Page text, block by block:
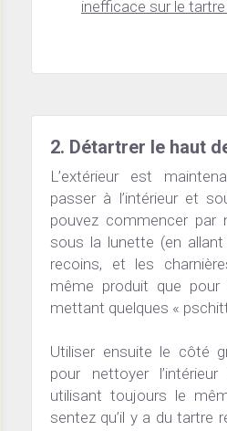
inefficace sur le
2. Détartrer le haut
L’extérieur est
passer à l’intérieur et
pouvez commencer par
sous la lunette (en
recoins, et les
même produit que pour
mettant quelques «
Utiliser ensuite le côté
pour nettoyer
utilisant toujours le
sentez qu’il y a du tartre